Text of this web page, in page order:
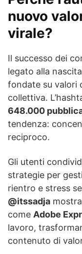
nuovo
virale?
Il successo dei
legato alla
fondate su valori
collettiva.
648.000
tendenza:
reciproco.
Gli utenti
strategie per
rientro e stress
@itssadja
come Adobe
lavoro,
contenuto di